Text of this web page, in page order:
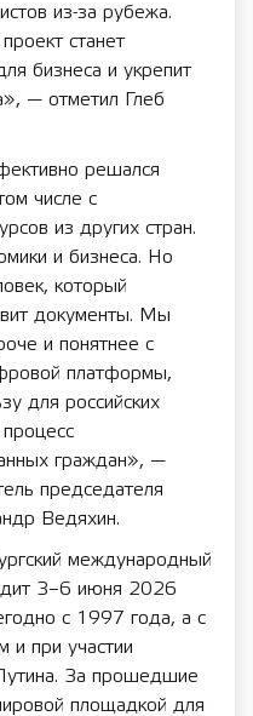
из-за рубежа.
станет
бизнеса и укрепит
— отметил Глеб
решался
числе с
из других стран.
и бизнеса. Но
который
документы. Мы
и понятнее с
платформы,
для российских
граждан», —
председателя
Ведяхин.
международный
3–6 июня 2026
с 1997 года, а с
и при участии
За прошедшие
площадкой для